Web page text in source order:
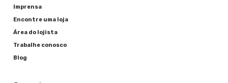
Imprensa
Encontre uma loja
Área do lojista
Trabalhe conosco
Blog